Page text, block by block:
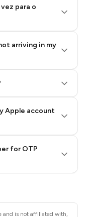
para o
arriving in my
Apple account
for OTP
Price High To
and is not affiliated with,